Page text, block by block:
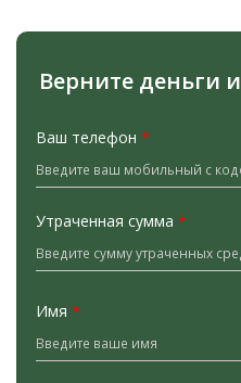
Верните деньги
Ваш телефон *
Утраченная сумма *
Имя *